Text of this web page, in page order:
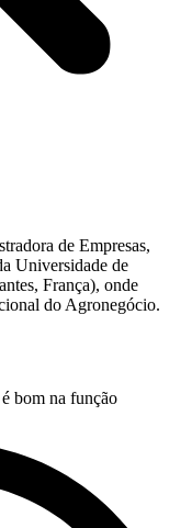
de Empresas,
Universidade de
França), onde
do Agronegócio.
bom na função